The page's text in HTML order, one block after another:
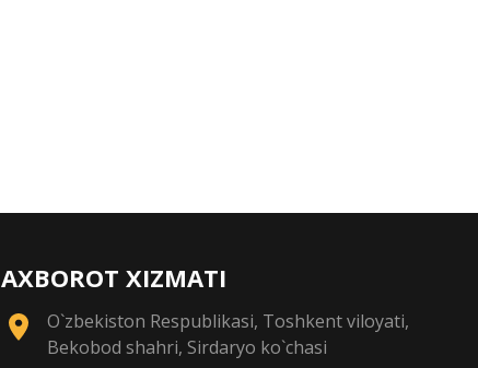
AXBOROT XIZMATI
O`zbekiston Respublikasi, Toshkent viloyati,
Bekobod shahri, Sirdaryo ko`chasi